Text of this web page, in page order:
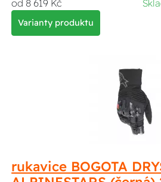
od 8 619 Kč
Varianty produktu
rukavice BOGOTA